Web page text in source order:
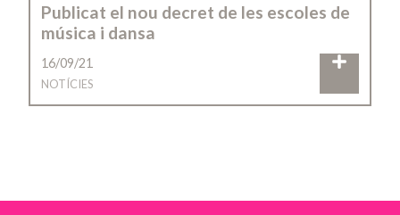
Publicat el nou decret de les escoles de
música i dansa
16/09/21
NOTÍCIES